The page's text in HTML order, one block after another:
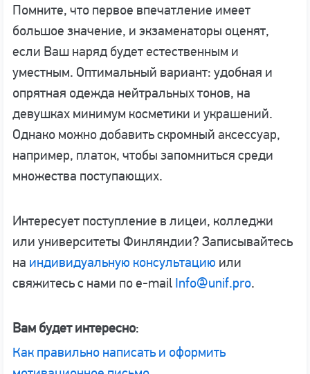
Помните, что первое впечатление имеет
большое значение, и экзаменаторы оценят,
если Ваш наряд будет естественным и
уместным. Оптимальный вариант: удобная и
опрятная одежда нейтральных тонов, на
девушках минимум косметики и украшений.
Однако можно добавить скромный аксессуар,
например, платок, чтобы запомниться среди
множества поступающих.
Интересует поступление в лицеи, колледжи
или университеты Финляндии? Записывайтесь
на индивидуальную консультацию или
свяжитесь с нами по e-mail Info@unif.pro.
Вам будет интересно:
Как правильно написать и оформить